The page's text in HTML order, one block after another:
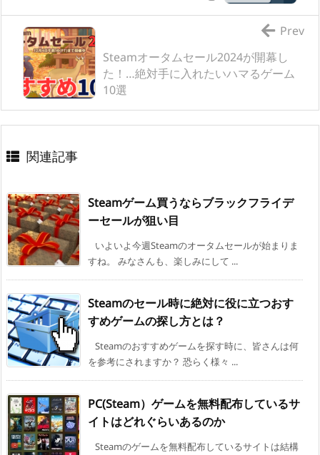
Steamオータムセール2024が開幕し
た！…絶対手に入れたいハマるゲーム
10選
Prev
関連記事
Steamゲーム買うならブラックフライデ
ーセールが狙い目
いよいよ今週Steamのオータムセールが始まりま
すね。 みなさんも、楽しみにして ...
Steamのセール時に絶対に役に立つおす
すめゲームの探し方とは？
Steamのおすすめゲームを探す時に、皆さんは何
を参考にされますか？ 恐らく様々 ...
PC(Steam）ゲームを無料配布しているサ
イトはどれぐらいあるのか
Steamのゲームを無料配布しているサイトは結構